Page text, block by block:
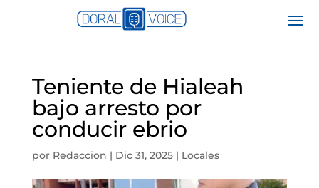
Teniente de Hialeah
bajo arresto por
conducir ebrio
por Redaccion | Dic 31, 2025| Locales